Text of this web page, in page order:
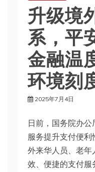
升级境
系，平
金融温
环境刻
2025年7月4日
日前，国务院办
服务提升支付便
外来华人员、老年
效、便捷的支付服